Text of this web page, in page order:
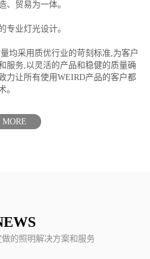
、贸易为一体。
专业灯光设计。
均采用质优行业的苛刻标准,为客户
服务,以灵活的产品和稳健的质量确
力让所有使用WEIRD产品的客户都
。
MORE
的照明解决方案和服务